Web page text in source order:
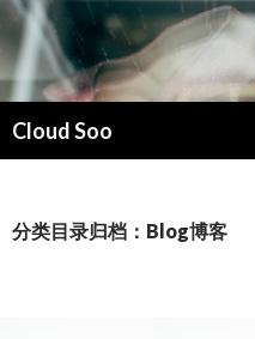
Cloud Soo
索
文
分类目录归档：Blog博客